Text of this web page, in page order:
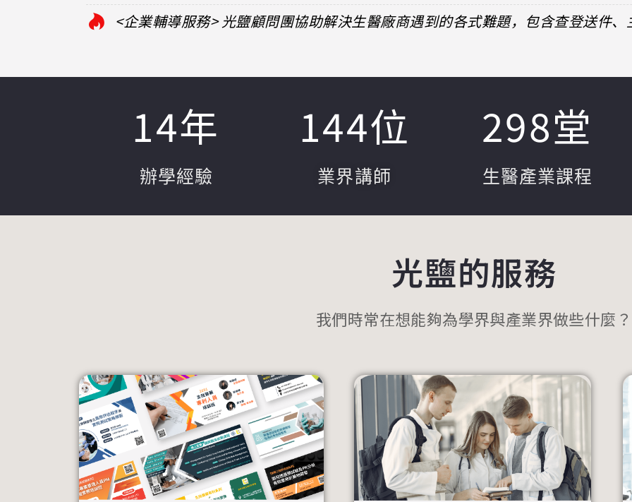
<企業輔導服務> 光鹽顧問團協助解決生醫廠商遇到的各式難題，包含查登送件
辦學經驗
14年
業界講師
144位
生醫產業課程
298堂
光鹽的服務
我們時常在想能夠為學界與產業界做些什麼？